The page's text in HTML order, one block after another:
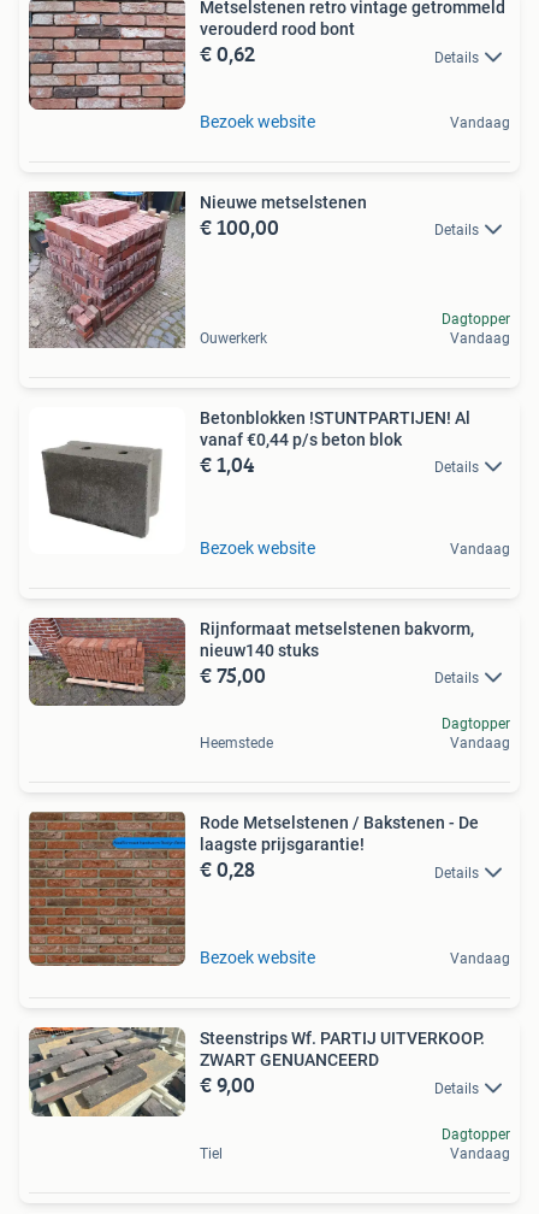
Metselstenen retro vintage getrommeld
verouderd rood bont
€ 0,62 Details
Bezoek website Vandaag
Nieuwe metselstenen
€ 100,00 Details
Ouwerkerk
Dagtopper
Vandaag
Betonblokken !STUNTPARTIJEN! Al
vanaf €0,44 p/s beton blok
€ 1,04 Details
Bezoek website Vandaag
Rijnformaat metselstenen bakvorm,
nieuw140 stuks
€ 75,00 Details
Heemstede
Dagtopper
Vandaag
Rode Metselstenen / Bakstenen - De
laagste prijsgarantie!
€ 0,28 Details
Bezoek website Vandaag
Steenstrips Wf. PARTIJ UITVERKOOP.
ZWART GENUANCEERD
€ 9,00 Details
Tiel
Dagtopper
Vandaag